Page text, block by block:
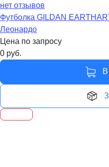
нет отзывов
Футболка GILDAN
Леонардо
Цена по запросу
0 руб.
В